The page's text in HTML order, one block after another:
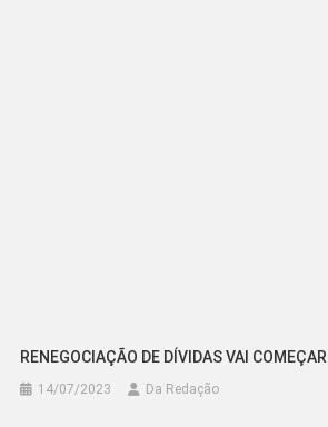
RENEGOCIAÇÃO DE DÍVIDAS VAI COMEÇAR
14/07/2023 Da Redação